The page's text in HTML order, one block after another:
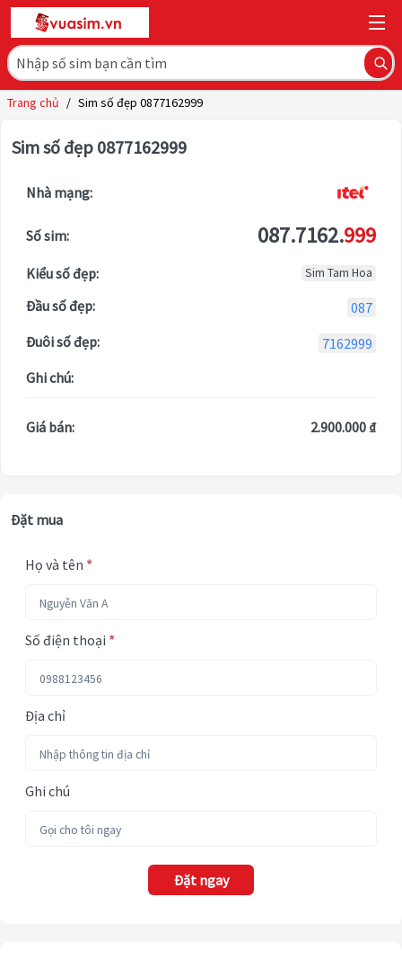
Trang chủ / Sim số đẹp 0877162999
Sim số đẹp 0877162999
Nhà mạng:
Số sim: 087.7162.999
Kiểu số đẹp: Sim Tam Hoa
Đầu số đẹp:
087
Đuôi số đẹp:
7162999
Ghi chú:
Giá bán: 2.900.000 ₫
Đặt mua
Họ và tên *
Số điện thoại *
Địa chỉ
Ghi chú
Đặt ngay